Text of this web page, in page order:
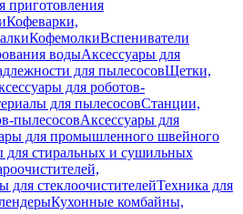
приготовления
Кофеварки,
КофемолкиВспениватели
водыАксессуары для
для пылесосовЩетки,
для роботов-
для пылесосовСтанции,
пылесосовАксессуары для
для промышленного швейного
для стиральных и сушильных
для стеклоочистителейТехника для
Кухонные комбайны,